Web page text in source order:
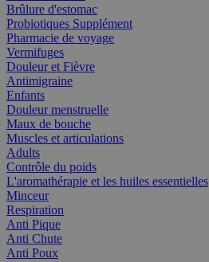
Brûlure d'estomac
Probiotiques Supplément
Pharmacie de voyage
Vermifuges
Douleur et Fièvre
Antimigraine
Enfants
Douleur menstruelle
Maux de bouche
Muscles et articulations
Adults
Contrôle du poids
L'aromathérapie et les huiles essentielles
Minceur
Respiration
Anti Pique
Anti Chute
Anti Poux